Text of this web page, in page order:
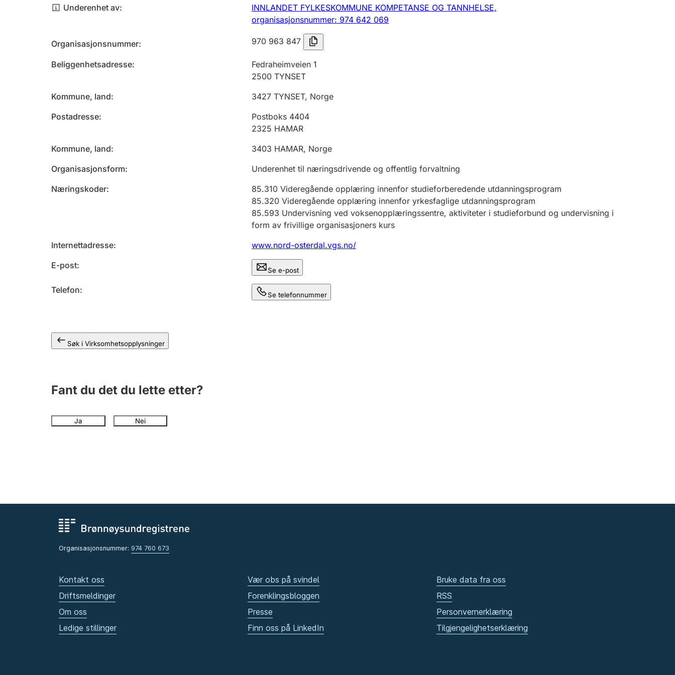
Underenhet av
INNLANDET FYLKESKOMMUNE KOMPETANSE OG TANNHELSE,
organisasjonsnummer: 974 642 069
Organisasjonsnummer 970 963 847
Beliggenhetsadresse
Fedraheimveien 1
2500 TYNSET
Kommune, land
3427 TYNSET, Norge
Postadresse
Postboks 4404
2325 HAMAR
Kommune, land
3403 HAMAR, Norge
Organisasjonsform
Underenhet til næringsdrivende og offentlig forvaltning
Næringskoder
85.310 Videregående opplæring innenfor studieforberedende utdanningsprogram
85.320 Videregående opplæring innenfor yrkesfaglige utdanningsprogram
85.593 Undervisning ved voksenopplæringssentre, aktiviteter i studieforbund og undervisning i
form av frivillige organisasjoners kurs
Internettadresse
www.nord-osterdal.vgs.no/
E-post
Se e-post
Telefon Se telefonnummer
Søk i Virksomhetsopplysninger
Fant du det du lette etter?
Ja Nei
Organisasjonsnummer: 974 760 673
Kontakt oss
Driftsmeldinger
Om oss
Ledige stillinger
Vær obs på svindel
Forenklingsbloggen
Presse
Finn oss på LinkedIn
Bruke data fra oss
RSS
Personvernerklæring
Tilgjengelighetserklæring